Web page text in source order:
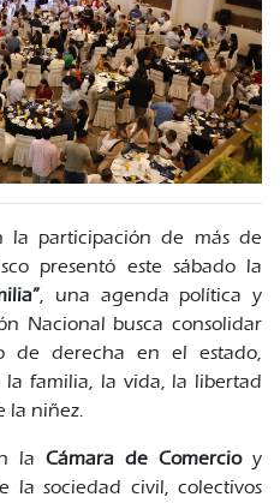
la participación de más de
presentó este sábado la
, una agenda política y
Nacional busca consolidar
de derecha en el estado,
familia, la vida, la libertad
la niñez.
la Cámara de Comercioy
la sociedad civil, colectivos